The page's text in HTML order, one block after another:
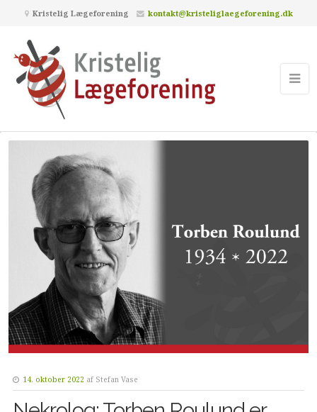
Kristelig Lægeforening kontakt@kristeliglaegeforening.dk
14. oktober 2022 afStefan Vase